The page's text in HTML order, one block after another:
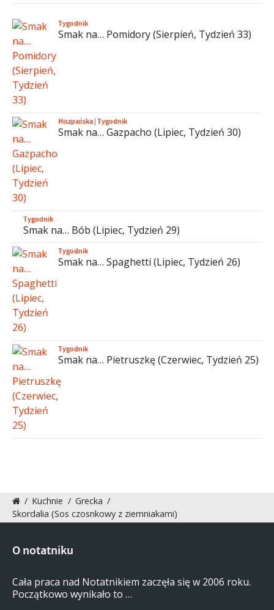
Tygodnik
Smak na… Pomidory (Sierpień, Tydzień 33)
Hiszpańska|Tygodnik
Smak na… Gazpacho (Lipiec, Tydzień 30)
Tygodnik
Smak na… Bób (Lipiec, Tydzień 29)
Tygodnik
Smak na… Spaghetti (Lipiec, Tydzień 26)
Tygodnik
Smak na… Pietruszkę (Czerwiec, Tydzień 25)
/ Kuchnie / Grecka /
Skordalia (Sos czosnkowy z ziemniakami)
O notatniku
Cała praca nad Notatnikiem zaczęła się w 2006 roku.
Początkowo wynikało to …